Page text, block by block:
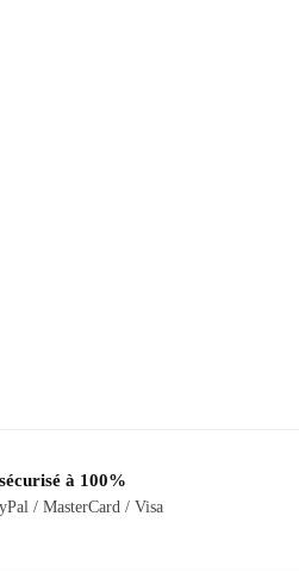
à 100%
/ MasterCard / Visa